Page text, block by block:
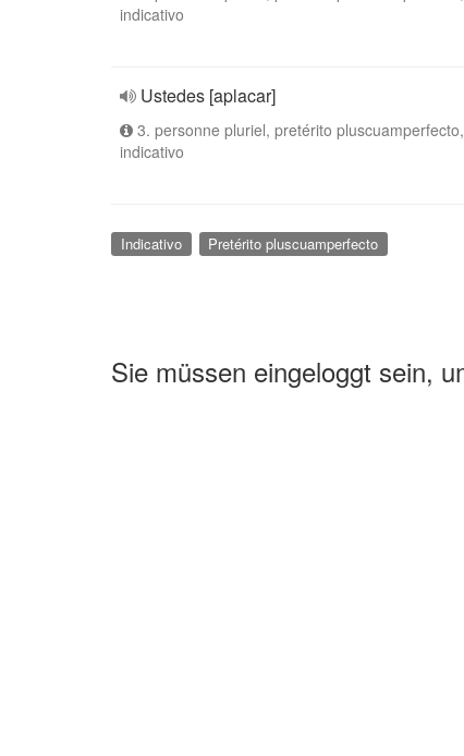
indicativo
Ustedes [aplacar]
3. personne pluriel, pretérito pluscuamperfecto,
indicativo
Indicativo Pretérito pluscuamperfecto
Sie müssen eingeloggt sein,